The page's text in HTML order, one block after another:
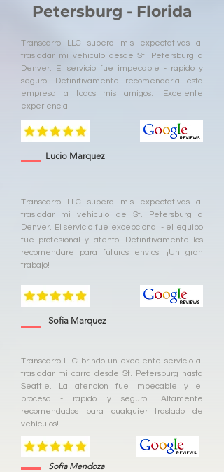
Petersburg - Florida
Transcarro LLC supero mis expectativas al
trasladar mi vehiculo desde St. Petersburg a
Denver. El servicio fue impecable - rapido y
seguro. Definitivamente recomendaria esta
empresa a todos mis amigos. ¡Excelente
experiencia!
Lucio Marquez
Transcarro LLC supero mis expectativas al
trasladar mi vehiculo de St. Petersburg a
Denver. El servicio fue excepcional - el equipo
fue profesional y atento. Definitivamente los
recomendare para futuros envios. ¡Un gran
trabajo!
Sofia Marquez
Transcarro LLC brindo un excelente servicio al
trasladar mi carro desde St. Petersburg hasta
Seattle. La atencion fue impecable y el
proceso - rapido y seguro. ¡Altamente
recomendados para cualquier traslado de
vehiculos!
Sofia Mendoza